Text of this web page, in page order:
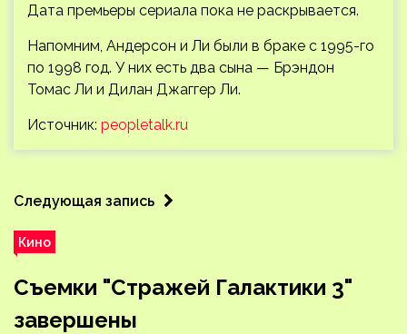
Дата премьеры сериала пока не раскрывается.
Напомним, Андерсон и Ли были в браке с 1995-го
по 1998 год. У них есть два сына — Брэндон
Томас Ли и Дилан Джаггер Ли.
Источник: peopletalk.ru
Следующая запись
Кино
Съемки "Стражей Галактики 3"
завершены